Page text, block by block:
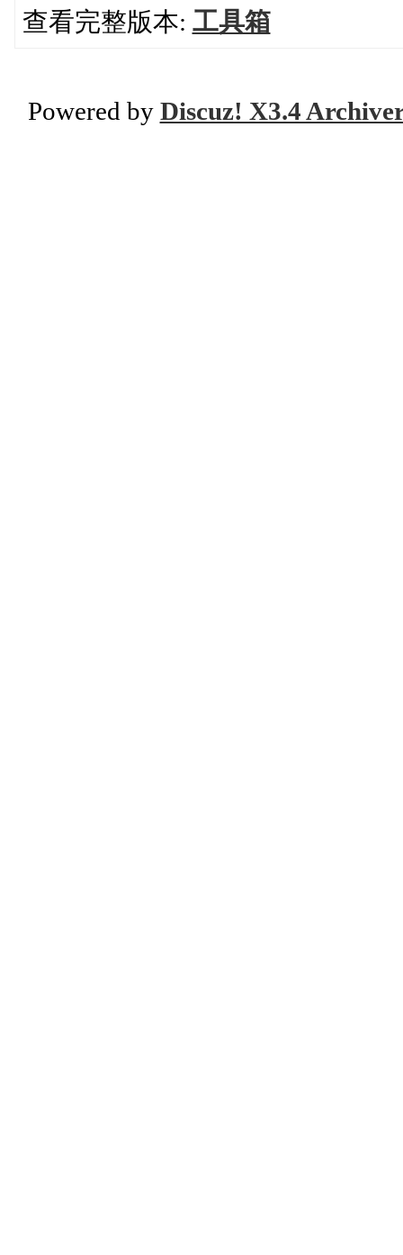
查看完整版本: 工具箱
Powered by Discuz! X3.4